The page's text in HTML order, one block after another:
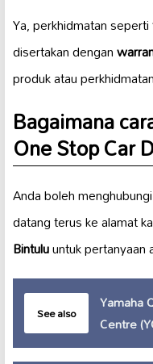
Ya, perkhidmatan seperti
disertakan dengan
produk atau
Bagaimana
One Stop Car
Anda boleh
datang terus ke alamat
Bintuluuntuk pertanyaan
See also
Yamaha
Centre